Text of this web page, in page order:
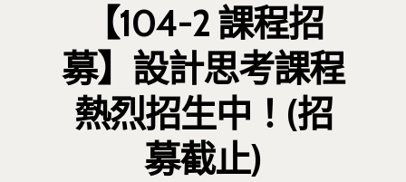
【104-2 課程招
募】設計思考課程
熱烈招生中！(招
募截止)